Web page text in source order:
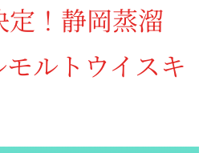
！静岡蒸溜
ルトウイスキ